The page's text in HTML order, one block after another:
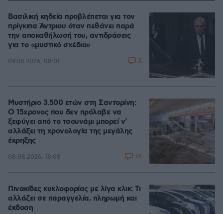
Βασιλική κηδεία προβλέπεται για τον
πρίγκιπα Άντριου όταν πεθάνει παρά
την αποκαθήλωσή του, αντιδράσεις
για το «μυστικό σχέδιο»
09.08.2026, 08:01 3
Μυστήριο 3.500 ετών στη Σαντορίνη:
Ο 15χρονος που δεν πρόλαβε να
ξεφύγει από το τσουνάμι μπορεί ν'
αλλάξει τη χρονολογία της μεγάλης
έκρηξης
08.08.2026, 18:08 74
Πινακίδες κυκλοφορίας με λίγα κλικ: Τι
αλλάζει σε παραγγελία, πληρωμή και
έκδοση